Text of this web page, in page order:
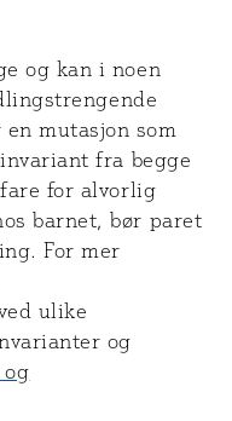
og kan i noen
mutasjon som
fra begge
for alvorlig
barnet, bør paret
For mer
ulike
og
og